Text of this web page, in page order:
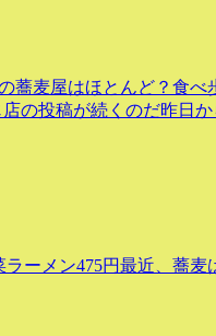
蕎麦屋はほとんど？食
の投稿が続くのだ昨日
ーメン475円最近、蕎